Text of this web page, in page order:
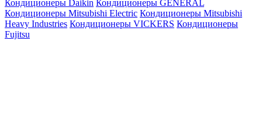
Кондиционеры Daikin Кондиционеры GENERAL
Кондиционеры Mitsubishi Electric Кондиционеры Mitsubishi
Heavy Industries Кондиционеры VICKERS Кондиционеры
Fujitsu